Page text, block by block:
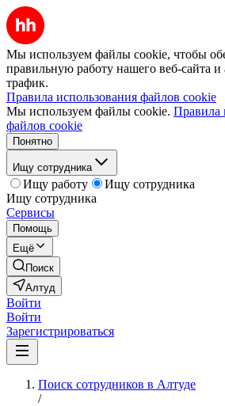
Мы используем файлы cookie, чтобы
правильную работу нашего веб-сайта и
трафик.
Правила использования файлов cookie
Мы используем файлы cookie. Правила
файлов cookie
Понятно
Ищу сотрудника
Ищу работу
Ищу сотрудника
Ищу сотрудника
Сервисы
Помощь
Ещё
Поиск
Алтуд
Войти
Войти
Зарегистрироваться
Поиск сотрудников в Алтуде
/